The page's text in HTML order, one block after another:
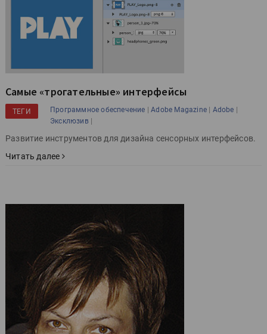
Самые «трогательные» интерфейсы
ТЕГИ Программное обеспечение |Adobe Magazine | Adobe |
Эксклюзив |
Развитие инструментов для дизайна сенсорных интерфейсов.
Читать далее